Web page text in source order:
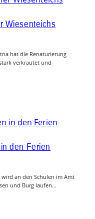
Wiesenteichs
hat die Renaturierung
verkrautet und
den Ferien
an den Schulen im Amt
und Burg laufen…